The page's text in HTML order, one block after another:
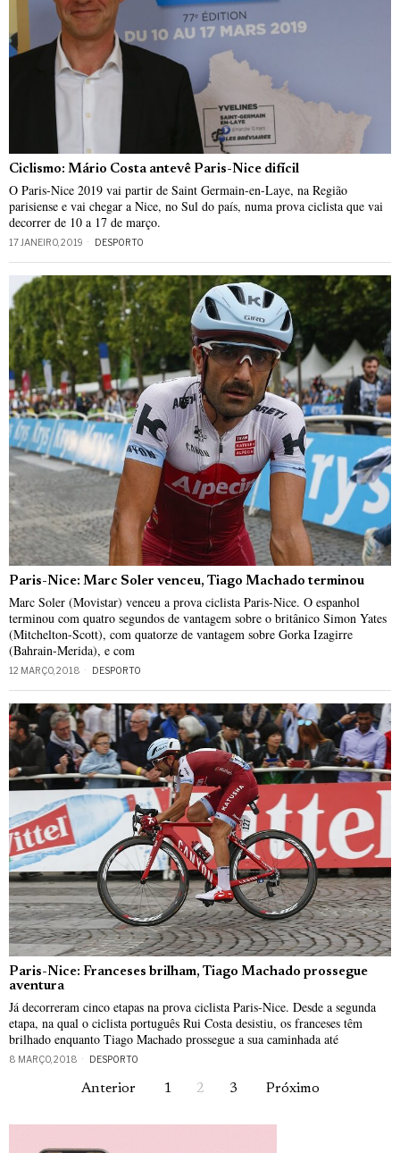
Ciclismo: Mário Costa antevê Paris-Nice difícil
O Paris-Nice 2019 vai partir de Saint Germain-en-Laye, na Região
parisiense e vai chegar a Nice, no Sul do país, numa prova ciclista que vai
decorrer de 10 a 17 de março.
17 JANEIRO, 2019 DESPORTO
Paris-Nice: Marc Soler venceu, Tiago Machado terminou
Marc Soler (Movistar) venceu a prova ciclista Paris-Nice. O espanhol
terminou com quatro segundos de vantagem sobre o britânico Simon Yates
(Mitchelton-Scott), com quatorze de vantagem sobre Gorka Izagirre
(Bahrain-Merida), e com
12 MARÇO, 2018 DESPORTO
Paris-Nice: Franceses brilham, Tiago Machado prossegue
aventura
Já decorreram cinco etapas na prova ciclista Paris-Nice. Desde a segunda
etapa, na qual o ciclista português Rui Costa desistiu, os franceses têm
brilhado enquanto Tiago Machado prossegue a sua caminhada até
8 MARÇO, 2018 DESPORTO
Anterior 1 2 3 Próximo